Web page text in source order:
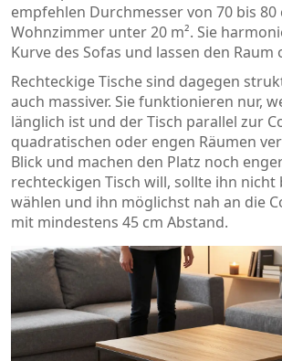
empfehlen Durchmesser von 70 bis
Wohnzimmer unter 20 m². Sie
Kurve des Sofas und lassen den
Rechteckige Tische sind dagegen
auch massiver. Sie funktionieren nur,
länglich ist und der Tisch parallel zur
quadratischen oder engen Räumen
Blick und machen den Platz noch
rechteckigen Tisch will, sollte ihn nicht
wählen und ihn möglichst nah an die
mit mindestens 45 cm Abstand.